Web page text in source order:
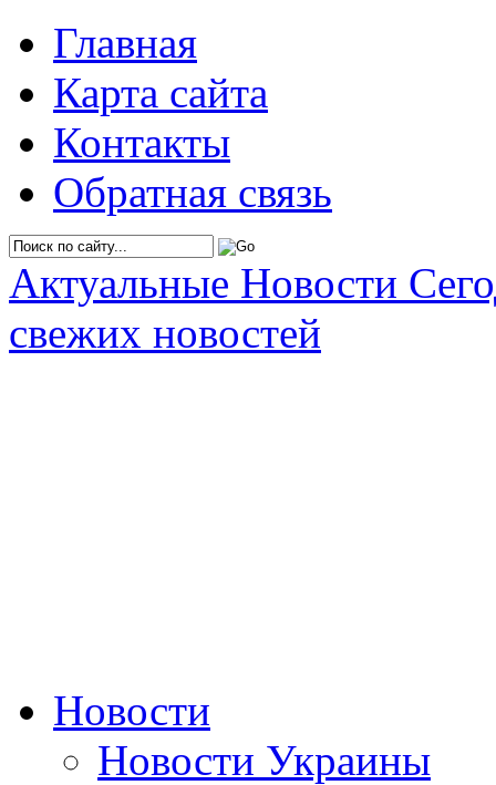
Главная
Карта сайта
Контакты
Обратная связь
Актуальные Новости
свежих новостей
Новости
Новости Украины